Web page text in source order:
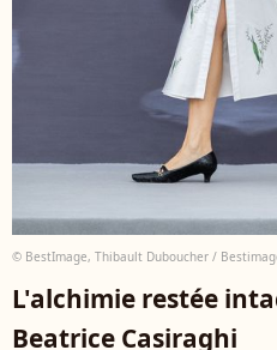
© BestImage, Thibault Duboucher /
L'alchimie restée
Beatrice Casiraghi